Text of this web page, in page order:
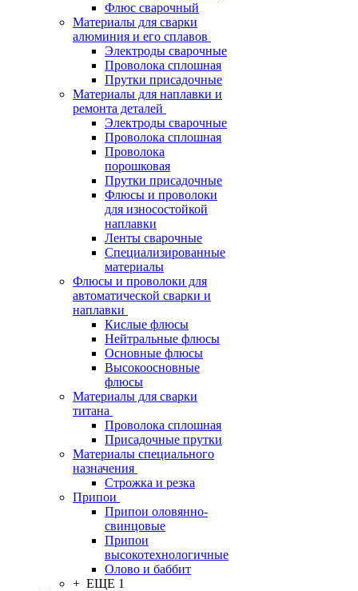
Флюс сварочный
Материалы для сварки
алюминия и его сплавов
Электроды сварочные
Проволока сплошная
Прутки присадочные
Материалы для наплавки и
ремонта деталей
Электроды сварочные
Проволока сплошная
Проволока
порошковая
Прутки присадочные
Флюсы и проволоки
для износостойкой
наплавки
Ленты сварочные
Специализированные
материалы
Флюсы и проволоки для
автоматической сварки и
наплавки
Кислые флюсы
Нейтральные флюсы
Основные флюсы
Высокоосновные
флюсы
Материалы для сварки
титана
Проволока сплошная
Присадочные прутки
Материалы специального
назначения
Строжка и резка
Припои
Припои оловянно-
свинцовые
Припои
высокотехнологичные
Олово и баббит
+ ЕЩЕ 1